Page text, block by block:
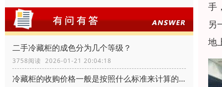
二手冷藏柜的成色分为几个等级？
3758阅读 2026-01-21 20:04:18
冷藏柜的收购价格一般是按照什么标准来计算的？
手
另
地